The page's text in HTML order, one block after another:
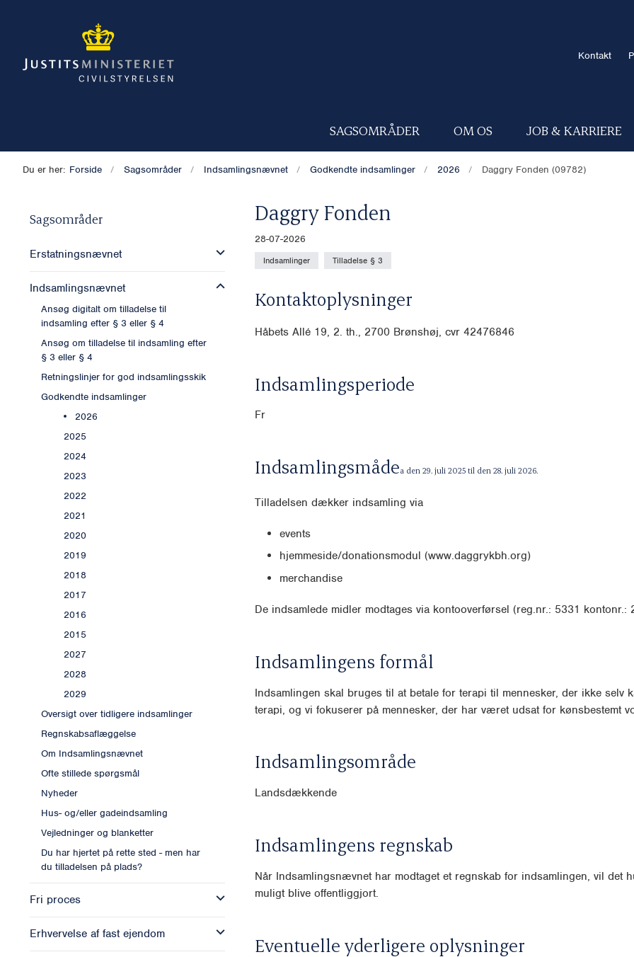
Kontakt
SAGSOMRÅDER OM OS JOB & KARRIERE
Du er her: Forside Sagsområder Indsamlingsnævnet Godkendte indsamlinger 2026 Daggry Fonden (09782)
Sagsområder
Erstatningsnævnet
Indsamlingsnævnet
Ansøg digitalt om tilladelse til
indsamling efter § 3 eller § 4
Ansøg om tilladelse til indsamling efter
§ 3 eller § 4
Retningslinjer for god indsamlingsskik
Godkendte indsamlinger
2026
2025
2024
2023
2022
2021
2020
2019
2018
2017
2016
2015
2027
2028
2029
Oversigt over tidligere indsamlinger
Regnskabsaflæggelse
Om Indsamlingsnævnet
Ofte stillede spørgsmål
Nyheder
Hus- og/eller gadeindsamling
Vejledninger og blanketter
Du har hjertet på rette sted - men har
du tilladelsen på plads?
Fri proces
Erhvervelse af fast ejendom
Daggry Fonden
28-07-2026
Indsamlinger Tilladelse § 3
Kontaktoplysninger
Håbets Allé 19, 2. th., 2700 Brønshøj, cvr 42476846
Indsamlingsperiode
Fr
Indsamlingsmådea den 29. juli 2025 til den 28. juli 2026.
Tilladelsen dækker indsamling via
events
hjemmeside/donationsmodul (www.daggrykbh.org)
merchandise
De indsamlede midler modtages via kontooverførsel (reg.nr.: 5331 kontonr.:
Indsamlingens formål
Indsamlingen skal bruges til at betale for terapi til mennesker, der ikke selv
terapi, og vi fokuserer på mennesker, der har været udsat for kønsbestemt
Indsamlingsområde
Landsdækkende
Indsamlingens regnskab
Når Indsamlingsnævnet har modtaget et regnskab for indsamlingen, vil det
muligt blive offentliggjort.
Eventuelle yderligere oplysninger